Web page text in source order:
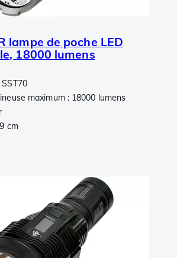
lampe de poche LED
18000 lumens
maximum : 18000 lumens
cm